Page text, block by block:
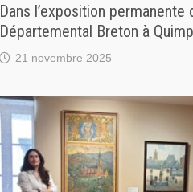
Dans l’exposition permanente
Départemental Breton à
21 novembre 2025